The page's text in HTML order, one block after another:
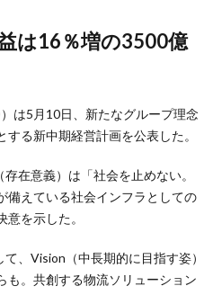
は5月10日、新たなグループ理念
る新中期経営計画を公表した。
在意義）は「社会を止めない。
備えている社会インフラとしての
を示した。
、Vision（中長期的に目指す姿）
も。共創する物流ソリューション